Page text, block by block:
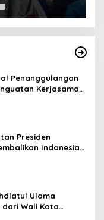
Penanggulangan
Kerjasama
Nahdlatul Ulama
Presiden
Indonesia
Ulama
dari Wali Kota